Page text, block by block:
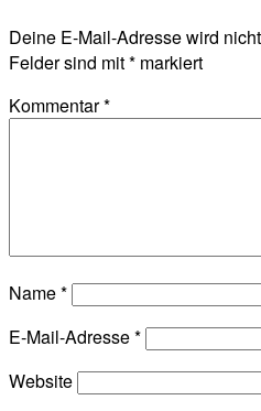
Deine E-Mail-Adresse wird
Felder sind mit* markiert
Kommentar*
Name*
E-Mail-Adresse*
Website